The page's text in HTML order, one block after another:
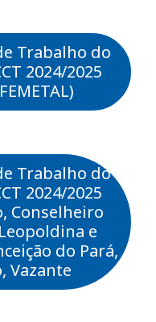
Trabalho do
2024/2025
Trabalho do
2024/2025
Conselheiro
e
do Pará,
Vazante